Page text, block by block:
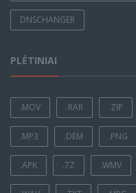
DNSCHANGER
PLĖTINIAI
.MOV .RAR .ZIP
.MP3 .DEM .PNG
.APK .7Z .WMV